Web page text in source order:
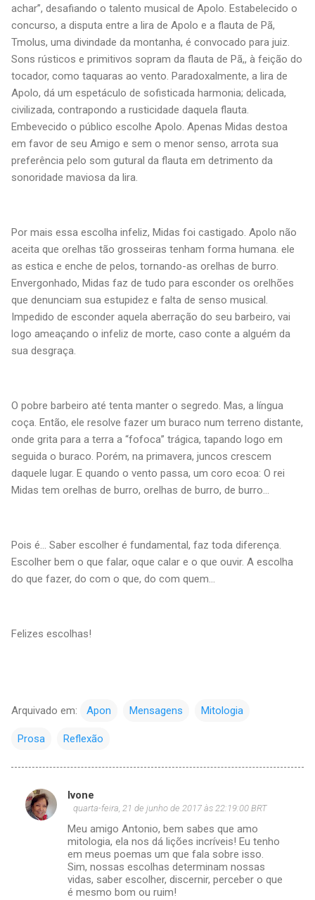
achar”, desafiando o talento musical de Apolo. Estabelecido o
concurso, a disputa entre a lira de Apolo e a flauta de Pã,
Tmolus, uma divindade da montanha, é convocado para juiz.
Sons rústicos e primitivos sopram da flauta de Pã,, à feição do
tocador, como taquaras ao vento. Paradoxalmente, a lira de
Apolo, dá um espetáculo de sofisticada harmonia; delicada,
civilizada, contrapondo a rusticidade daquela flauta.
Embevecido o público escolhe Apolo. Apenas Midas destoa
em favor de seu Amigo e sem o menor senso, arrota sua
preferência pelo som gutural da flauta em detrimento da
sonoridade maviosa da lira.
Por mais essa escolha infeliz, Midas foi castigado. Apolo não
aceita que orelhas tão grosseiras tenham forma humana. ele
as estica e enche de pelos, tornando-as orelhas de burro.
Envergonhado, Midas faz de tudo para esconder os orelhões
que denunciam sua estupidez e falta de senso musical.
Impedido de esconder aquela aberração do seu barbeiro, vai
logo ameaçando o infeliz de morte, caso conte a alguém da
sua desgraça.
O pobre barbeiro até tenta manter o segredo. Mas, a língua
coça. Então, ele resolve fazer um buraco num terreno distante,
onde grita para a terra a “fofoca” trágica, tapando logo em
seguida o buraco. Porém, na primavera, juncos crescem
daquele lugar. E quando o vento passa, um coro ecoa: O rei
Midas tem orelhas de burro, orelhas de burro, de burro...
Pois é… Saber escolher é fundamental, faz toda diferença.
Escolher bem o que falar, oque calar e o que ouvir. A escolha
do que fazer, do com o que, do com quem...
Felizes escolhas!
Arquivado em: Apon Mensagens Mitologia
Prosa Reflexão
C
o
Ivone
quarta-feira, 21 de junho de 2017 às 22:19:00 BRT
Meu amigo Antonio, bem sabes que amo
mitologia, ela nos dá lições incríveis! Eu tenho
em meus poemas um que fala sobre isso.
Sim, nossas escolhas determinam nossas
vidas, saber escolher, discernir, perceber o que
é mesmo bom ou ruim!